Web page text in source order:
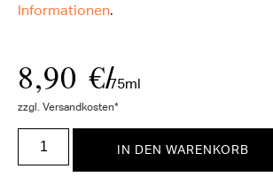
Informationen.
8,90 €/
75ml
zzgl. Versandkosten*
IN DEN WARENKORB